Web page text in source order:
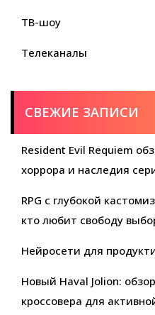
ТВ-шоу
Телеканалы
СВЕЖИЕ ЗАПИСИ
Resident Evil Requiem
хоррора и наследия
RPG с глубокой
кто любит свободу
Нейросети для
Новый Haval Jolion:
кроссовера для